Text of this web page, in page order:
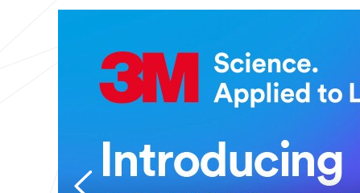
Het is onze zaak
te doen uitzien
Communiceer, decoreer en zorg voor